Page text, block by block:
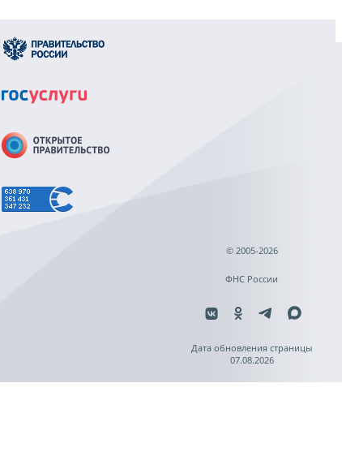
© 2005-2026
ФНС России
Дата обновления страницы
07.08.2026